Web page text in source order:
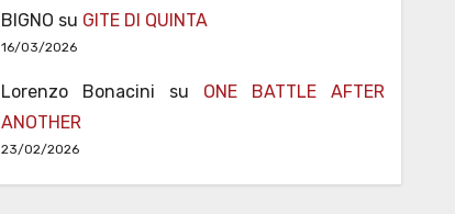
BIGNO su GITE DI QUINTA
16/03/2026
Lorenzo Bonacini su ONE BATTLE AFTER
ANOTHER
23/02/2026